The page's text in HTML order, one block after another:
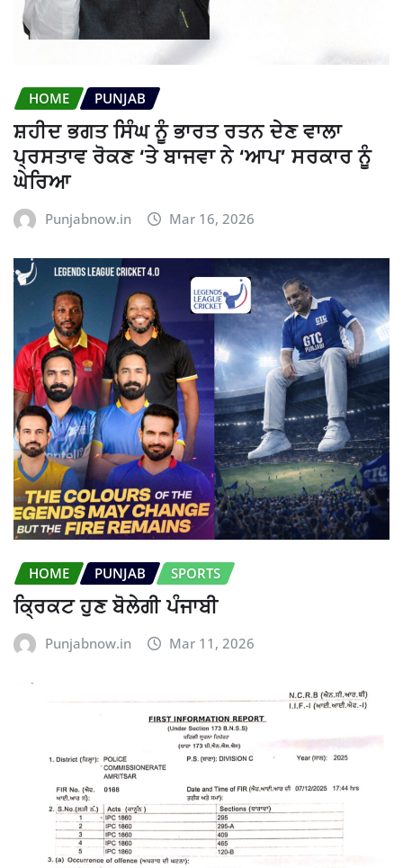
HOME PUNJAB
ਸ਼ਹੀਦ ਭਗਤ ਸਿੰਘ ਨੂੰ ਭਾਰਤ ਰਤਨ ਦੇਣ ਵਾਲਾ
ਪ੍ਰਸਤਾਵ ਰੋਕਣ ‘ਤੇ ਬਾਜਵਾ ਨੇ ‘ਆਪ’ ਸਰਕਾਰ ਨੂੰ
ਘੇਰਿਆ
Punjabnow.in Mar 16, 2026
HOME PUNJAB SPORTS
ਕ੍ਰਿਕਟ ਹੁਣ ਬੋਲੇਗੀ ਪੰਜਾਬੀ
Punjabnow.in Mar 11, 2026